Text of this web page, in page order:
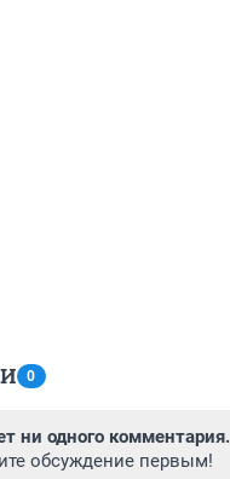
0
ни одного комментария.
обсуждение первым!